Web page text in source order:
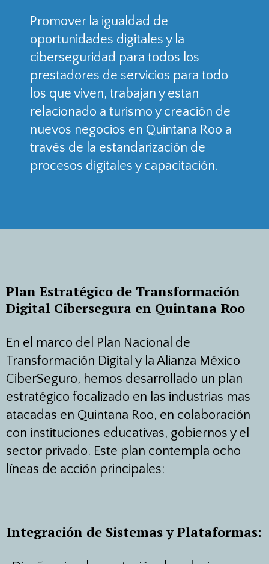
Promover la igualdad de
oportunidades digitales y la
ciberseguridad para todos los
prestadores de servicios para todo
los que viven, trabajan y estan
relacionado a turismo y creación de
nuevos negocios en Quintana Roo a
través de la estandarización de
procesos digitales y capacitación.
Plan Estratégico de Transformación
Digital Cibersegura en Quintana Roo
En el marco del Plan Nacional de
Transformación Digital y la Alianza México
CiberSeguro, hemos desarrollado un plan
estratégico focalizado en las industrias mas
atacadas en Quintana Roo, en colaboración
con instituciones educativas, gobiernos y el
sector privado. Este plan contempla ocho
líneas de acción principales:
Integración de Sistemas y Plataformas: